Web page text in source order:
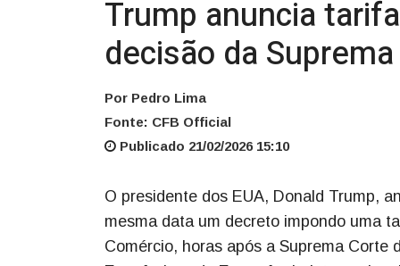
Trump anuncia
decisão da
Por Pedro Lima
Fonte: CFB Official
Publicado 21/02/2026 15:10
O presidente dos EUA, Donald Trump,
mesma data um decreto impondo uma
Comércio, horas após a Suprema Corte